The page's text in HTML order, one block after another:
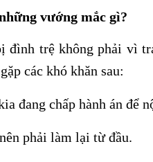
vướng mắc gì?
trệ không phải vì
các khó khăn sau:
đang chấp hành án để
phải làm lại từ đầu.